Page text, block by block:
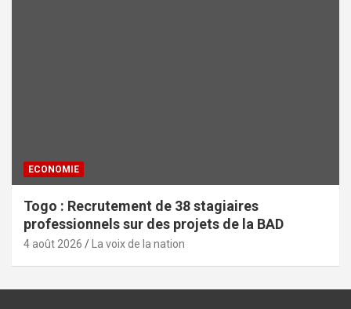
ECONOMIE
Togo : Recrutement de 38 stagiaires
professionnels sur des projets de la BAD
4 août 2026 La voix de la nation